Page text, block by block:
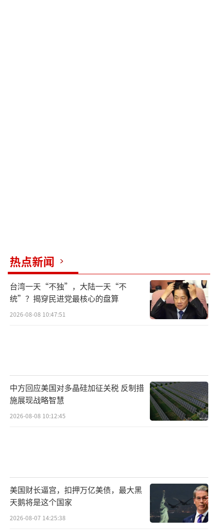
热点新闻
台湾一天“不独”，大陆一天“不
统”？揭穿民进党最核心的盘算
2026-08-08 10:47:51
中方回应美国对多晶硅加征关税 反制措
施展现战略智慧
2026-08-08 10:12:45
美国财长逼宫，扣押万亿美债，最大黑
天鹅将是这个国家
2026-08-07 14:25:38